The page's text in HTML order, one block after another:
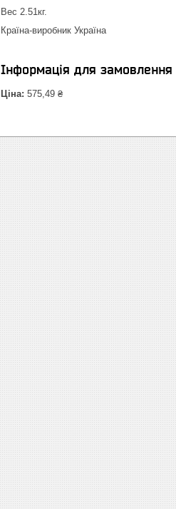
Вес 2.51кг.
Країна-виробник Україна
Інформація для замовлення
Ціна: 575,49 ₴